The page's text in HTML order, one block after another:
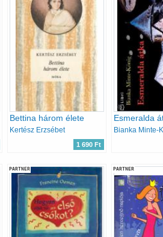
Bettina három élete
Kertész Erzsébet
1 690 Ft
Esmeralda
PARTNER PARTNER